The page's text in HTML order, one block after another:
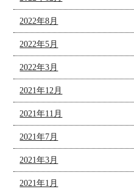
2022年8月
2022年5月
2022年3月
2021年12月
2021年11月
2021年7月
2021年3月
2021年1月